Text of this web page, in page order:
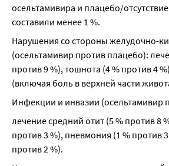
осельтамивира и плацебо/
составили менее 1 %.
Нарушения со стороны желудочно-
(осельтамивир против плацебо):
против 9 %), тошнота (4 % против 4
(включая боль в верхней части
Инфекции и инвазии (осельтамивир
лечение средний отит (5 % против 8
против 3 %), пневмония (1 % против
против 2 %).